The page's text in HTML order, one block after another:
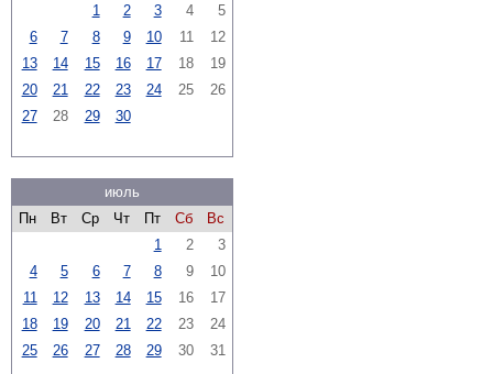
1
2 3 4
5
6
7 8 9 10 11
12
13
14 15 16 17 18
19
20
21 22 23 24 25
26
27
28 29 30
июль
Пн
Вт Ср Чт Пт Сб
Вс
1
2
3
4
5 6 7 8 9
10
11
12 13 14 15 16
17
18
19 20 21 22 23
24
25
26 27 28 29 30 31